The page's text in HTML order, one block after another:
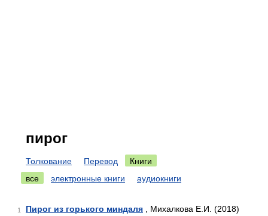
пирог
Толкование Перевод
Книги
все
электронные книги аудиокниги
1 Пирог из горького миндаля , Михалкова Е.И. (2018)